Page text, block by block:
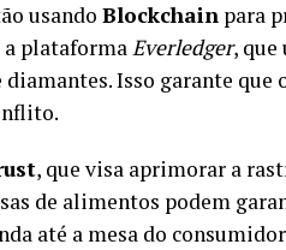
usando Blockchain para
plataformaEverledger,
Isso garante que
, que visa aprimorar a
de alimentos podem
até a mesa do